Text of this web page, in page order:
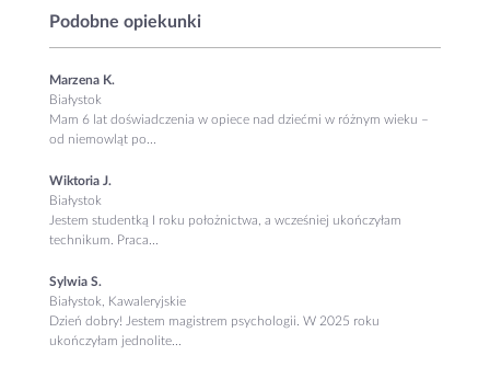
Podobne opiekunki
Marzena K.
Białystok
Mam 6 lat doświadczenia w opiece nad dziećmi w różnym wieku –
od niemowląt po...
Wiktoria J.
Białystok
Jestem studentką I roku położnictwa, a wcześniej ukończyłam
technikum. Praca...
Sylwia S.
Białystok, Kawaleryjskie
Dzień dobry! Jestem magistrem psychologii. W 2025 roku
ukończyłam jednolite...